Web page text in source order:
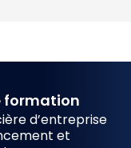
formation
d’entreprise
et